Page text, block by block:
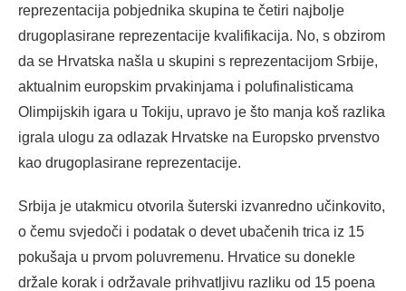
reprezentacija pobjednika skupina te četiri najbolje
drugoplasirane reprezentacije kvalifikacija. No, s obzirom
da se Hrvatska našla u skupini s reprezentacijom Srbije,
aktualnim europskim prvakinjama i polufinalisticama
Olimpijskih igara u Tokiju, upravo je što manja koš razlika
igrala ulogu za odlazak Hrvatske na Europsko prvenstvo
kao drugoplasirane reprezentacije.
Srbija je utakmicu otvorila šuterski izvanredno učinkovito,
o čemu svjedoči i podatak o devet ubačenih trica iz 15
pokušaja u prvom poluvremenu. Hrvatice su donekle
držale korak i održavale prihvatljivu razliku od 15 poena